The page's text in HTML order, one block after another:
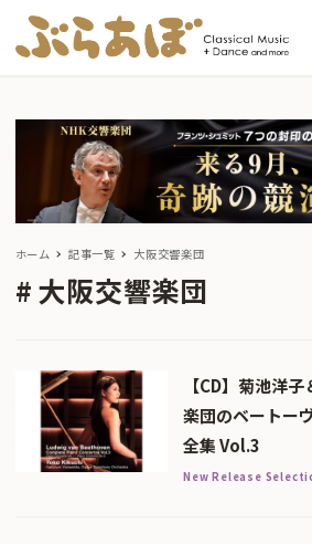
ホーム 記事一覧 大阪交響楽団
大阪交響楽団
【CD】菊池洋
楽団のベートー
全集 Vol.3
New Release